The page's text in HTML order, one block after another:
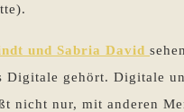
und Sabria David
Digitale gehört. Digitale
nicht nur, mit anderen